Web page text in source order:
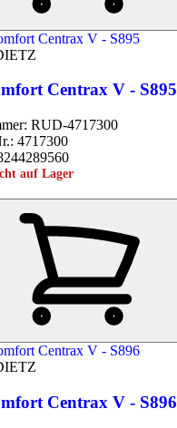
Centrax V - S895
RUD-4717300
4717300
auf Lager
Centrax V - S896